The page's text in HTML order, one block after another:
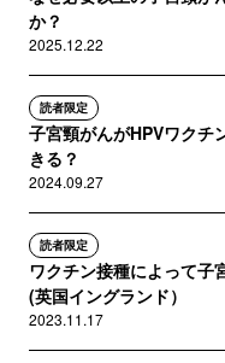
か？
2025.12.22
読者限定
子宮頸がんがHPVワクチ
きる？
2024.09.27
読者限定
ワクチン接種によって子
(英国イングランド）
2023.11.17